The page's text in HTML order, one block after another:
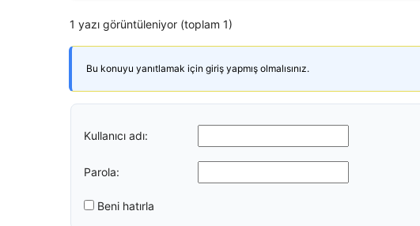
1 yazı görüntüleniyor (toplam 1)
Bu konuyu yanıtlamak için giriş yapmış olmalısınız.
Kullanıcı adı:
Parola:
Beni hatırla